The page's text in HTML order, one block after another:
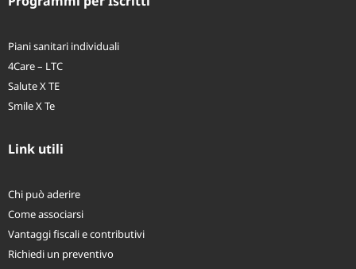
Piani sanitari individuali
4Care – LTC
Salute X TE
Chi può aderire
Come associarsi
Vantaggi fiscali e contributivi